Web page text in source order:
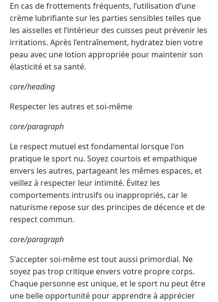
En cas de frottements fréquents, l’utilisation d’une
crème lubrifiante sur les parties sensibles telles que
les aisselles et l’intérieur des cuisses peut prévenir les
irritations. Après l’entraînement, hydratez bien votre
peau avec une lotion appropriée pour maintenir son
élasticité et sa santé.
core/heading
Respecter les autres et soi-même
core/paragraph
Le respect mutuel est fondamental lorsque l'on
pratique le sport nu. Soyez courtois et empathique
envers les autres, partageant les mêmes espaces, et
veillez à respecter leur intimité. Évitez les
comportements intrusifs ou inappropriés, car le
naturisme repose sur des principes de décence et de
respect commun.
core/paragraph
S'accepter soi-même est tout aussi primordial. Ne
soyez pas trop critique envers votre propre corps.
Chaque personne est unique, et le sport nu peut être
une belle opportunité pour apprendre à apprécier